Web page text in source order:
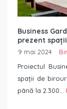
Business
prezent
9 mai 2024
Proiectul
spații de
până la 2.300...